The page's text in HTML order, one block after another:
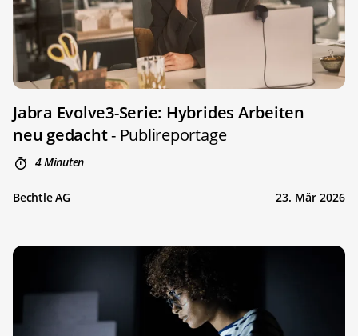
Jabra Evolve3-Serie: Hybrides Arbeiten
neu gedacht- Publireportage
4 Minuten
Bechtle AG 23. Mär 2026